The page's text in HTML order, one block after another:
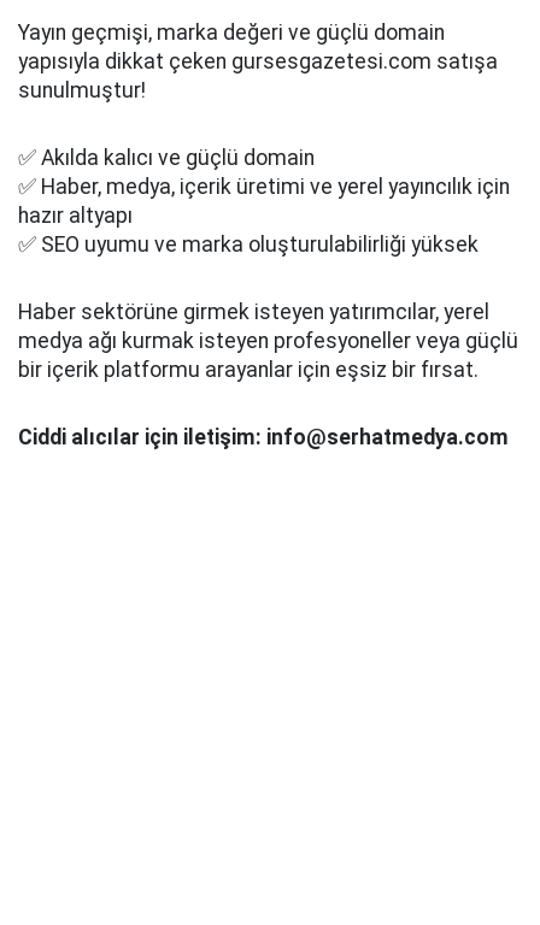
Yayın geçmişi, marka değeri ve güçlü domain
yapısıyla dikkat çeken gursesgazetesi.com satışa
sunulmuştur!
✅ Akılda kalıcı ve güçlü domain
✅ Haber, medya, içerik üretimi ve yerel yayıncılık için
hazır altyapı
✅ SEO uyumu ve marka oluşturulabilirliği yüksek
Haber sektörüne girmek isteyen yatırımcılar, yerel
medya ağı kurmak isteyen profesyoneller veya güçlü
bir içerik platformu arayanlar için eşsiz bir fırsat.
Ciddi alıcılar için iletişim: info@serhatmedya.com